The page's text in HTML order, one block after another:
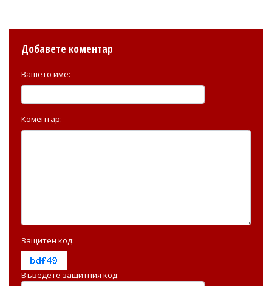
Добавете коментар
Вашето име:
Коментар:
Защитен код:
Въведете защитния код: